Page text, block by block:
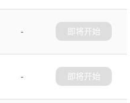
-
即将开始
-
即将开始